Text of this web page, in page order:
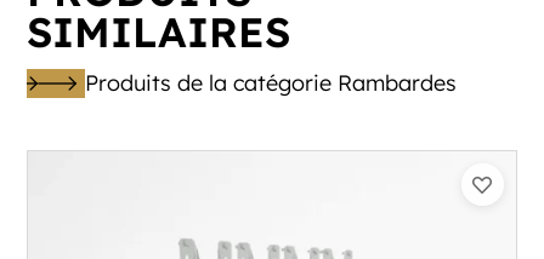
SIMILAIRES
Produits de la catégorie Rambardes